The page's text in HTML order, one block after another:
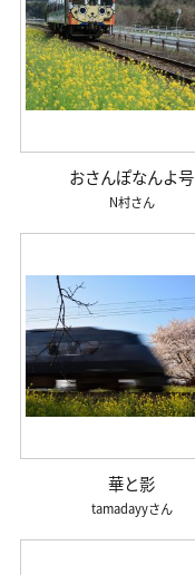
おさんぽなんよ号
N村
華と影
tamadayy